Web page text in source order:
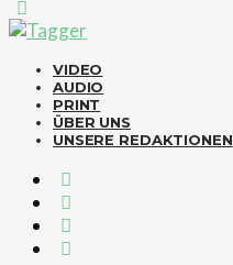
VIDEO
AUDIO
PRINT
ÜBER UNS
UNSERE REDAKTIONEN